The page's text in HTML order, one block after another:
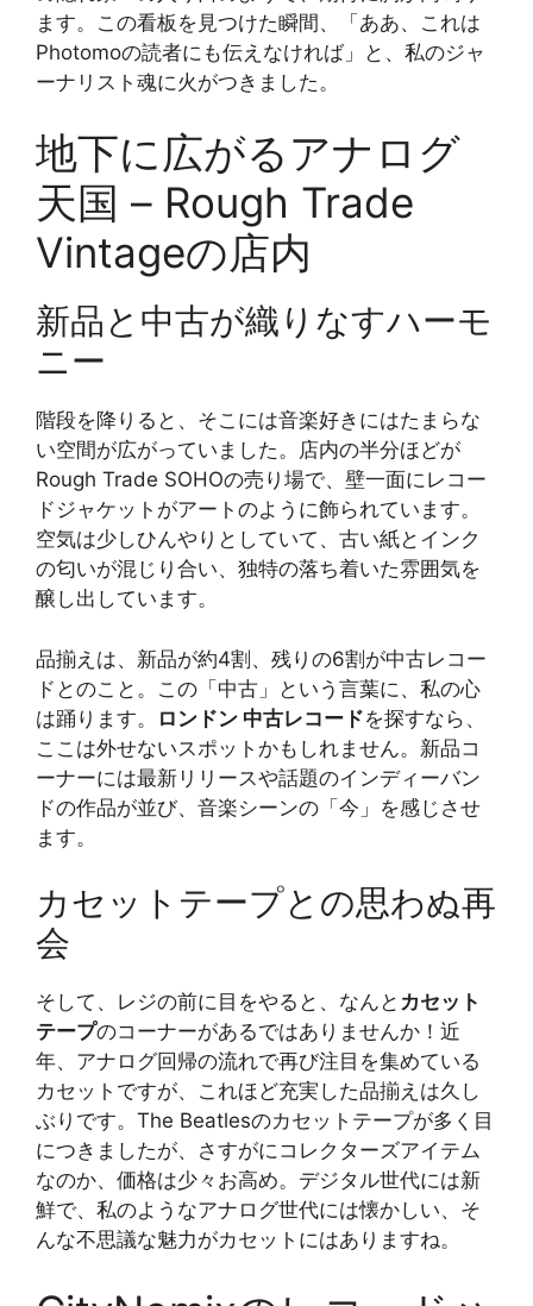
ます。この看板を見つけた瞬間、「ああ、これは
Photomoの読者にも伝えなければ」と、私のジャ
ーナリスト魂に火がつきました。
地下に広がるアナログ
天国 – Rough Trade
Vintageの店内
新品と中古が織りなすハーモ
ニー
階段を降りると、そこには音楽好きにはたまらな
い空間が広がっていました。店内の半分ほどが
Rough Trade SOHOの売り場で、壁一面にレコー
ドジャケットがアートのように飾られています。
空気は少しひんやりとしていて、古い紙とインク
の匂いが混じり合い、独特の落ち着いた雰囲気を
醸し出しています。
品揃えは、新品が約4割、残りの6割が中古レコー
ドとのこと。この「中古」という言葉に、私の心
は踊ります。
ロンドン 中古レコードを探すなら、
ここは外せないスポットかもしれません。新品コ
ーナーには最新リリースや話題のインディーバン
ドの作品が並び、音楽シーンの「今」を感じさせ
ます。
カセットテープとの思わぬ再
会
そして、レジの前に目をやると、なんと カセット
テープのコーナーがあるではありませんか！近
年、アナログ回帰の流れで再び注目を集めている
カセットですが、これほど充実した品揃えは久し
ぶりです。The Beatlesのカセットテープが多く目
につきましたが、さすがにコレクターズアイテム
なのか、価格は少々お高め。デジタル世代には新
鮮で、私のようなアナログ世代には懐かしい、そ
んな不思議な魅力がカセットにはありますね。